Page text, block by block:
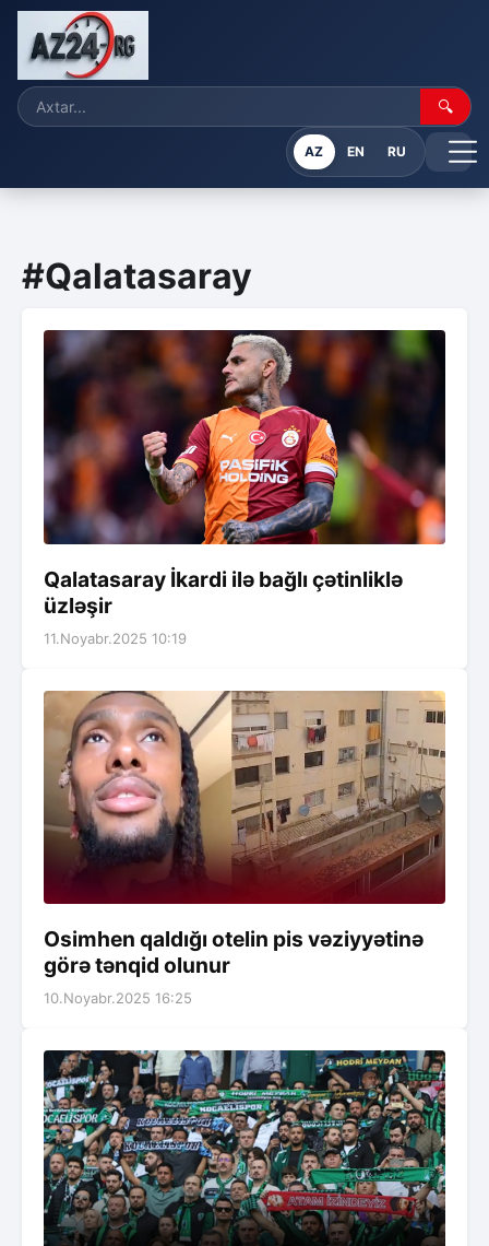
🔍
AZ EN RU
#Qalatasaray
Qalatasaray İkardi ilə bağlı çətinliklə
üzləşir
11.Noyabr.2025 10:19
Osimhen qaldığı otelin pis vəziyyətinə
görə tənqid olunur
10.Noyabr.2025 16:25